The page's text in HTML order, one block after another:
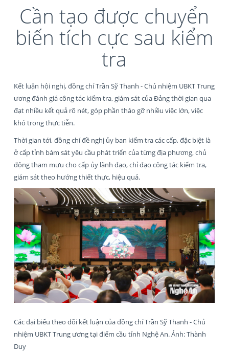
Cần tạo được chuyển
biến tích cực sau kiểm
tra
Kết luận hội nghị, đồng chí Trần Sỹ Thanh - Chủ nhiệm UBKT Trung
ương đánh giá công tác kiểm tra, giám sát của Đảng thời gian qua
đạt nhiều kết quả rõ nét, góp phần tháo gỡ nhiều việc lớn, việc
khó trong thực tiễn.
Thời gian tới, đồng chí đề nghị ủy ban kiểm tra các cấp, đặc biệt là
ở cấp tỉnh bám sát yêu cầu phát triển của từng địa phương, chủ
động tham mưu cho cấp ủy lãnh đạo, chỉ đạo công tác kiểm tra,
giám sát theo hướng thiết thực, hiệu quả.
Các đại biểu theo dõi kết luận của đồng chí Trần Sỹ Thanh - Chủ
nhiệm UBKT Trung ương tại điểm cầu tỉnh Nghệ An. Ảnh: Thành
Duy